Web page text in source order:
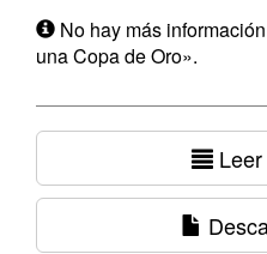
No hay más
una Copa de Oro».